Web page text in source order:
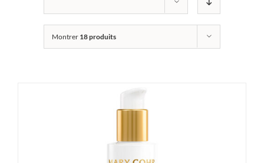
Montrer 18 produits